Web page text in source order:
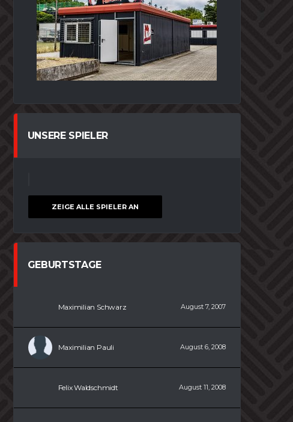
UNSERE SPIELER
53 JAN
ZEIGE ALLE SPIELER AN
GEBURTSTAGE
Maximilian Schwarz August 7, 2007
Maximilian Pauli August 6, 2008
Felix Waldschmidt August 11, 2008